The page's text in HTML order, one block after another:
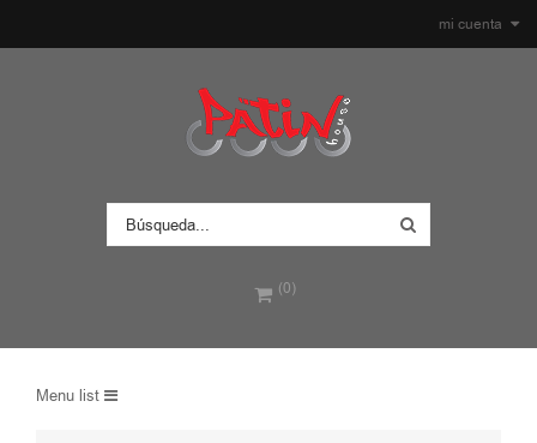
mi cuenta
(0)
Menu list